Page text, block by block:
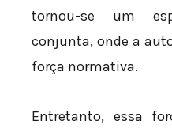
tornou-se um
conjunta, onde a
força normativa.
Entretanto, essa